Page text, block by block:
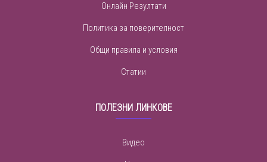
Онлайн Резултати
Политика за поверителност
Общи правила и условия
Статии
ПОЛЕЗНИ ЛИНКОВЕ
Видео